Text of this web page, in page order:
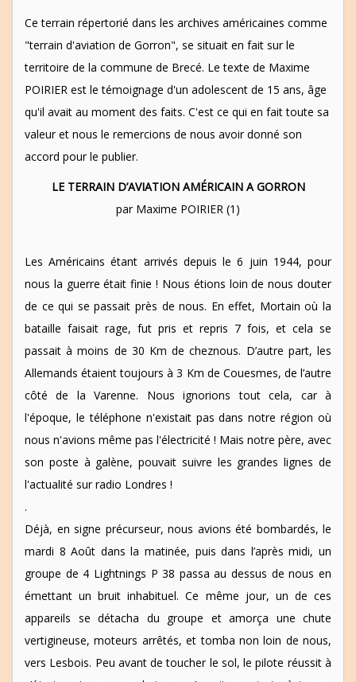
Ce terrain répertorié dans les archives américaines comme
"terrain d'aviation de Gorron", se situait en fait sur le
territoire de la commune de Brecé. Le texte de Maxime
POIRIER est le témoignage d'un adolescent de 15 ans, âge
qu'il avait au moment des faits. C'est ce qui en fait toute sa
valeur et nous le remercions de nous avoir donné son
accord pour le publier.
LE TERRAIN D’AVIATION AMÉRICAIN A GORRON
par Maxime POIRIER (1)
Les Américains étant arrivés depuis le 6 juin 1944, pour
nous la guerre était finie ! Nous étions loin de nous douter
de ce qui se passait près de nous. En effet, Mortain où la
bataille faisait rage, fut pris et repris 7 fois, et cela se
passait à moins de 30 Km de cheznous. D’autre part, les
Allemands étaient toujours à 3 Km de Couesmes, de l’autre
côté de la Varenne. Nous ignorions tout cela, car à
l'époque, le téléphone n'existait pas dans notre région où
nous n'avions même pas l'électricité ! Mais notre père, avec
son poste à galène, pouvait suivre les grandes lignes de
l'actualité sur radio Londres !
.
Déjà, en signe précurseur, nous avions été bombardés, le
mardi 8 Août dans la matinée, puis dans l’après midi, un
groupe de 4 Lightnings P 38 passa au dessus de nous en
émettant un bruit inhabituel. Ce même jour, un de ces
appareils se détacha du groupe et amorça une chute
vertigineuse, moteurs arrêtés, et tomba non loin de nous,
vers Lesbois. Peu avant de toucher le sol, le pilote réussit à